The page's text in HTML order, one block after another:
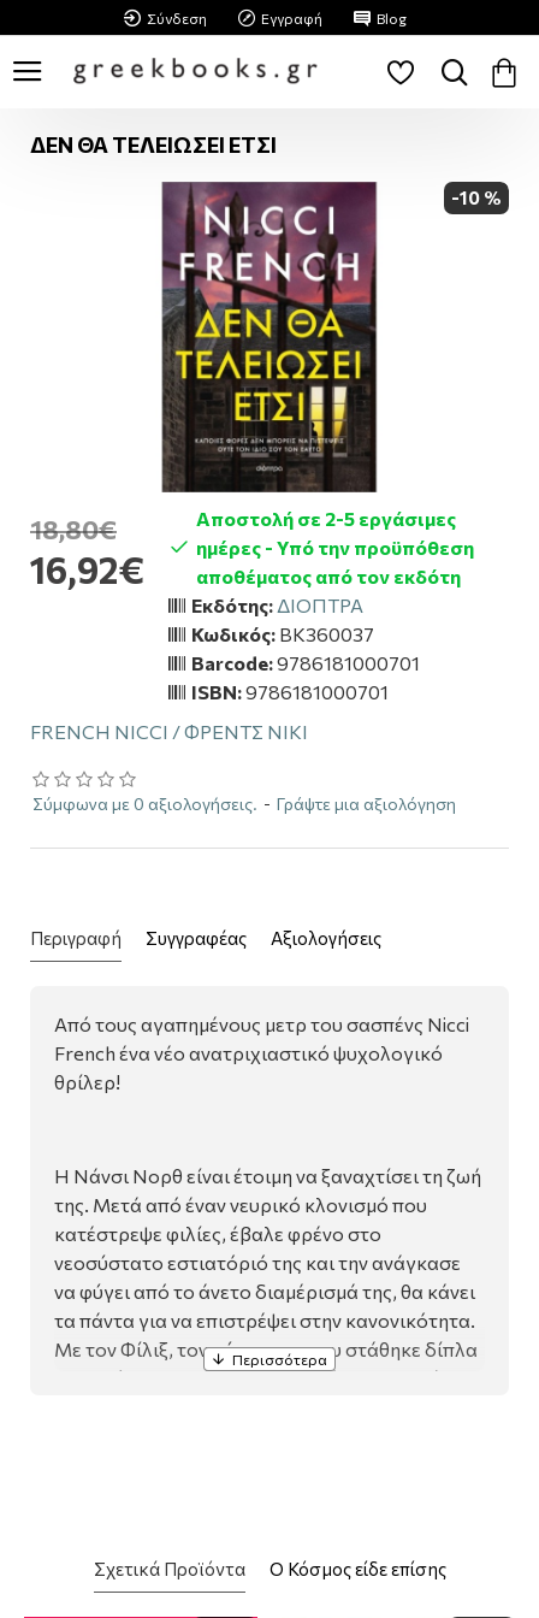
Σύνδεση Εγγραφή Blog
ΔΕΝ ΘΑ ΤΕΛΕΙΩΣΕΙ ΕΤΣΙ
-10 %
FRENCH NICCI / ΦΡΕΝΤΣ ΝΙΚΙ
Σύμφωνα με 0 αξιολογήσεις. - Γράψτε μια αξιολόγηση
16,92€
18,80€
Αποστολή σε 2-5 εργάσιμες
ημέρες - Υπό την προϋπόθεση
αποθέματος από τον εκδότη
Εκδότης: ΔΙΟΠΤΡΑ
Κωδικός: BK360037
Barcode:9786181000701
ISBN:9786181000701
Περιγραφή Συγγραφέας Αξιολογήσεις
Από τους αγαπημένους μετρ του σασπένς Nicci
French ένα νέο ανατριχιαστικό ψυχολογικό
θρίλερ!
Η Νάνσι Νορθ είναι έτοιμη να ξαναχτίσει τη ζωή
της. Μετά από έναν νευρικό κλονισμό που
κατέστρεψε φιλίες, έβαλε φρένο στο
νεοσύστατο εστιατόριό της και την ανάγκασε
να φύγει από το άνετο διαμέρισμά της, θα κάνει
τα πάντα για να επιστρέψει στην κανονικότητα.
Με τον Φίλιξ, τον σύντροφο που στάθηκε δίπλα
της σε όλες τις δύσκολες στιγμές, μετακομίζουν
να είναι πολύ, πολύ λάθος. Την πρώτη μέρα στο
νέο διαμέρισμα, τις ακούει ξανά: τις
Σχετικά Προϊόντα Ο Κόσμος είδε επίσης